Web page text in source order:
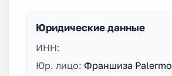
Юридические данные
ИНН:
Юр. лицо: Франшиза Palermo